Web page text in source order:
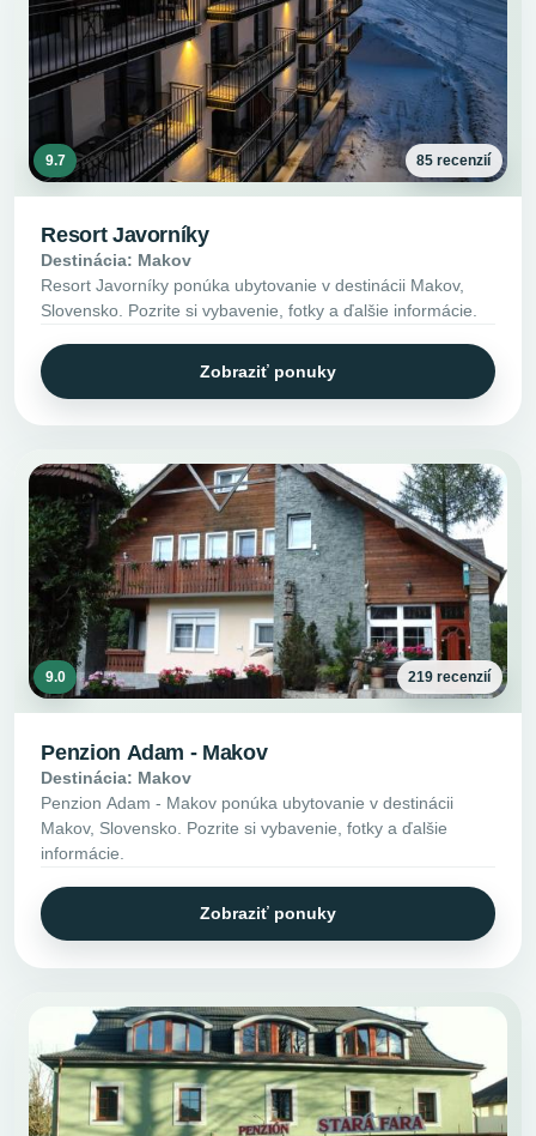
9.7 85 recenzií
Resort Javorníky
Destinácia: Makov
Resort Javorníky ponúka ubytovanie v destinácii Makov,
Slovensko. Pozrite si vybavenie, fotky a ďalšie informácie.
Zobraziť ponuky
9.0 219 recenzií
Penzion Adam - Makov
Destinácia: Makov
Penzion Adam - Makov ponúka ubytovanie v destinácii
Makov, Slovensko. Pozrite si vybavenie, fotky a ďalšie
informácie.
Zobraziť ponuky